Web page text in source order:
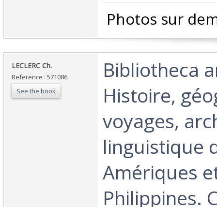
Photos sur
‎LECLERC Ch.‎
Reference : 571086
See the book
‎Bibliotheca
Histoire,
voyages,
linguistique
Amériques
Philippines.